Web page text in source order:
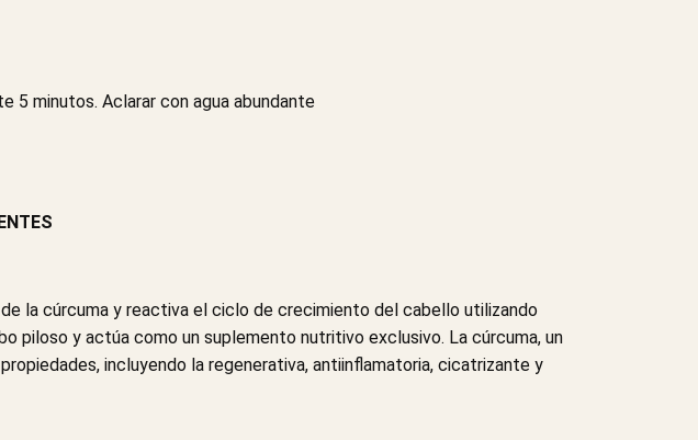
5 minutos. Aclarar con agua abundante
la cúrcuma y reactiva el ciclo de crecimiento del cabello utilizando
piloso y actúa como un suplemento nutritivo exclusivo. La cúrcuma, un
incluyendo la regenerativa, antiinflamatoria, cicatrizante y